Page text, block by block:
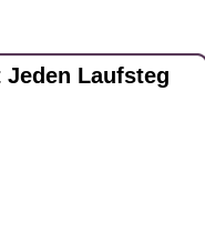
Jeden Laufsteg